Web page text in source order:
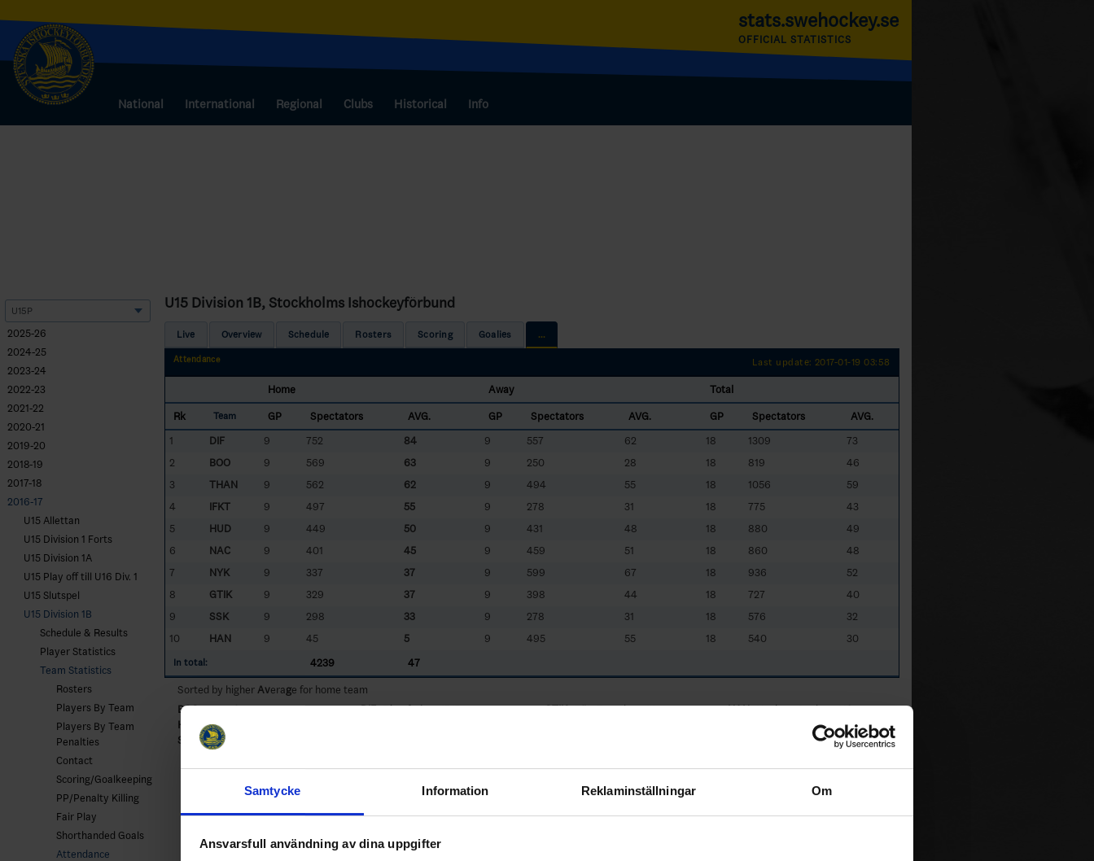
Samtycke Information Reklaminställningar Om
Ansvarsfull användning av dina uppgifter
National International Regional Clubs Historical Info
stats.swehockey.se
OFFICIAL STATISTICS
2025-26
2024-25
2023-24
2022-23
2021-22
2020-21
2019-20
2018-19
2017-18
2016-17
U15 Allettan
U15 Division 1 Forts
U15 Division 1A
U15 Play off till U16 Div. 1
U15 Slutspel
U15 Division 1B
Schedule & Results
Player Statistics
Team Statistics
Rosters
Players By Team
Players By Team
Penalties
Contact
Scoring/Goalkeeping
PP/Penalty Killing
Fair Play
Shorthanded Goals
Attendance
U15 Division 1B, Stockholms Ishockeyförbund
Live Overview Schedule Rosters Scoring Goalies ...
Attendance Last update: 2017-01-19 03:58
Home Away Total
Rk Team GP Spectators AVG. GP Spectators AVG. GP Spectators
AVG.
1
DIF 9 752 84 9 557 62 18 1309
73
2
BOO 9 569 63 9 250 28 18 819
46
3
THAN 9 562 62 9 494 55 18 1056
59
4
IFKT 9 497 55 9 278 31 18 775
43
5
HUD 9 449 50 9 431 48 18 880
49
6
NAC 9 401 45 9 459 51 18 860
48
7
NYK 9 337 37 9 599 67 18 936
52
8
GTIK 9 329 37 9 398 44 18 727
40
9
SSK 9 298 33 9 278 31 18 576
32
10
HAN 9 45 5 9 495 55 18 540 30
In total: 4239 47
Sorted by higher Average for home team
BOO- Boo HC DIF- Djurgårdens IF IF GTIK- GötaTraneberg IK HAN- Haninge Anchors HC
HUD
- Huddinge IK
- Nyköpings HF Ungdom
SSK
- Södertälje SK